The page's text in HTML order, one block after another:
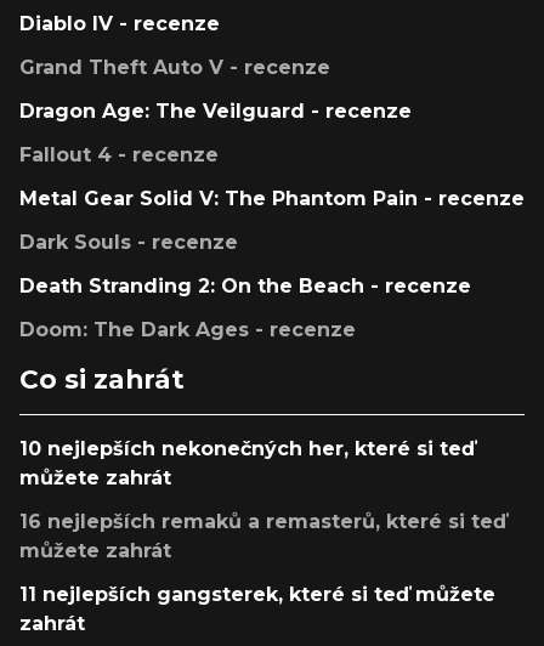
Diablo IV - recenze
Grand Theft Auto V - recenze
Dragon Age: The Veilguard - recenze
Fallout 4 - recenze
Metal Gear Solid V: The Phantom Pain - recenze
Dark Souls - recenze
Death Stranding 2: On the Beach - recenze
Doom: The Dark Ages - recenze
Co si zahrát
10 nejlepších nekonečných her, které si teď
můžete zahrát
16 nejlepších remaků a remasterů, které si teď
můžete zahrát
11 nejlepších gangsterek, které si teď můžete
zahrát